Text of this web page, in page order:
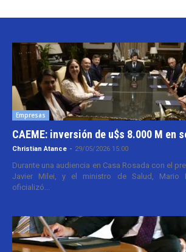
Empresas
CAEME: inversión de u$s 8.000 M en
Christian Atance - 29/05/2026 15:00
Durante una audiencia en Casa Rosada con el
Javier Milei, y el ministro de Salud, Mario
oficializó...